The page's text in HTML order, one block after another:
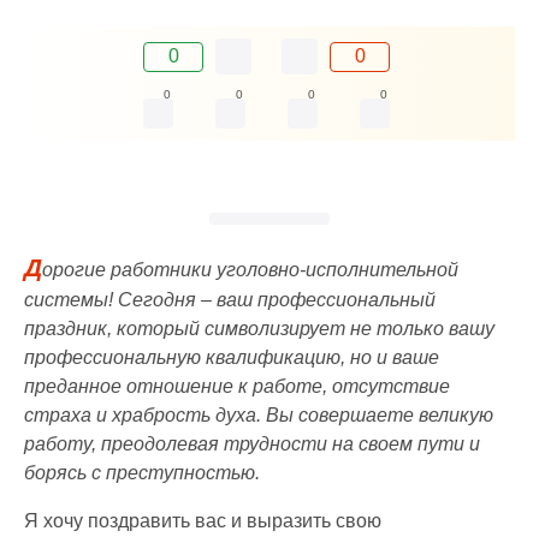
0 0
0 0 0 0
Дорогие работники уголовно-исполнительной
системы! Сегодня – ваш профессиональный
праздник, который символизирует не только вашу
профессиональную квалификацию, но и ваше
преданное отношение к работе, отсутствие
страха и храбрость духа. Вы совершаете великую
работу, преодолевая трудности на своем пути и
борясь с преступностью.
Я хочу поздравить вас и выразить свою